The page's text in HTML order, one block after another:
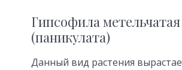
Гипсофила метельчатая
(паникулата)
Данный вид растения